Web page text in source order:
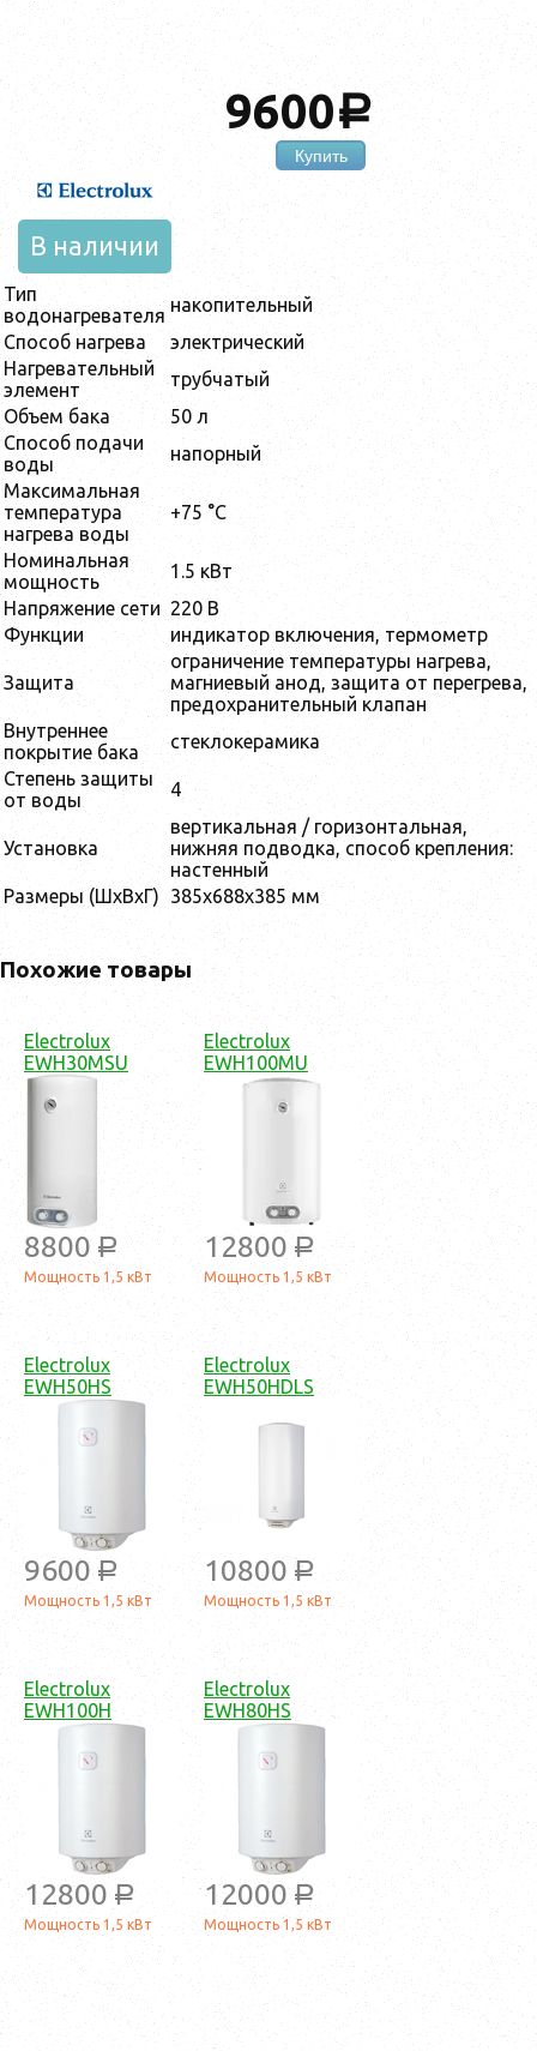
9600a
Купить
В наличии
Тип
водонагревателя накопительный
Способ нагрева
электрический
Нагревательный
элемент
трубчатый
Объем бака
50 л
Способ подачи
воды
напорный
Максимальная
температура
нагрева воды
+75 °С
Номинальная
мощность
1.5 кВт
Напряжение сети 220 В
Функции
индикатор включения, термометр
Защита
ограничение температуры нагрева,
магниевый анод, защита от перегрева,
предохранительный клапан
Внутреннее
покрытие бака
стеклокерамика
Степень защиты
от воды
4
Установка
вертикальная / горизонтальная,
нижняя подводка, способ крепления:
настенный
Размеры (ШхВхГ)
385x688x385 мм
Похожие товары
Electrolux
EWH30MSU
8800 a
Мощность 1,5 кВт
Electrolux
EWH100MU
12800 a
Мощность 1,5 кВт
Electrolux
EWH50HS
9600 a
Мощность 1,5 кВт
Electrolux
EWH50HDLS
10800 a
Мощность 1,5 кВт
Electrolux
EWH100H
12800 a
Мощность 1,5 кВт
Electrolux
EWH80HS
12000 a
Мощность 1,5 кВт